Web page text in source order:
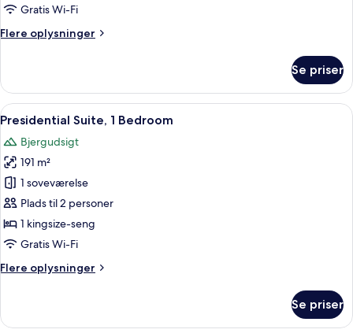
King
Gratis Wi-Fi
Flere oplysninger
Flere
Corner
Room
-
King
Bed
Se priser
Indlæs
alle
billeder
af
Presidential
Suite,
1
Bedroom
Et moderne hotelværelse med en
11
Presidential Suite, 1 Bedroom
Bjergudsigt
191 m²
1 soveværelse
Plads til 2 personer
1 kingsize-seng
Gratis Wi-Fi
Flere oplysninger
Flere
Suite,
Se priser